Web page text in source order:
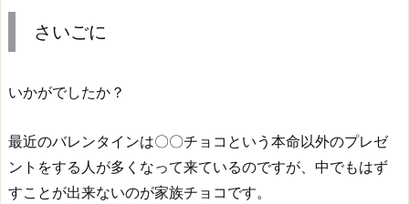
さいごに
いかがでしたか？
最近のバレンタインは〇〇チョコという本命以外のプレゼ
ントをする人が多くなって来ているのですが、中でもはず
すことが出来ないのが家族チョコです。